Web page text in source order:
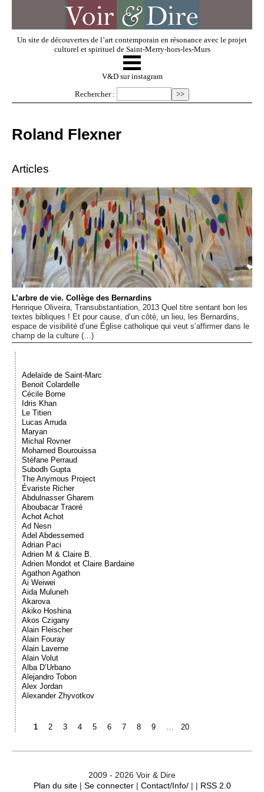
Un site de découvertes de l’art contemporain en résonance avec le projet
culturel et spirituel de Saint-Merry-hors-les-Murs
V & D
Regarder
Dossiers
Événements
Sacré
Cousinages
☰
V&D sur instagram
Rechercher :
Roland Flexner
Articles
L’arbre de vie. Collège des Bernardins
Henrique Oliveira, Transubstantiation, 2013 Quel titre sentant bon les
textes bibliques ! Et pour cause, d’un côté, un lieu, les Bernardins,
espace de visibilité d’une Église catholique qui veut s’affirmer dans le
champ de la culture (…)
Adelaïde de Saint-Marc
Benoit Colardelle
Cécile Borne
Idris Khan
Le Titien
Lucas Arruda
Maryan
Michal Rovner
Mohamed Bourouissa
Stéfane Perraud
Subodh Gupta
The Anymous Project
Évariste Richer
Abdulnasser Gharem
Aboubacar Traoré
Achot Achot
Ad Nesn
Adel Abdessemed
Adrian Paci
Adrien M & Claire B.
Adrien Mondot et Claire Bardaine
Agathon Agathon
Ai Weiwei
Aida Muluneh
Akarova
Akiko Hoshina
Akos Czigany
Alain Fleischer
Alain Fouray
Alain Laverne
Alain Volut
Alba D’Urbano
Alejandro Tobon
Alex Jordan
Alexander Zhyvotkov
1 2 3 4 5 6 7 8 9 20
2009 - 2026 Voir & Dire
Plan du site| Se connecter| Contact/Info/| | RSS 2.0